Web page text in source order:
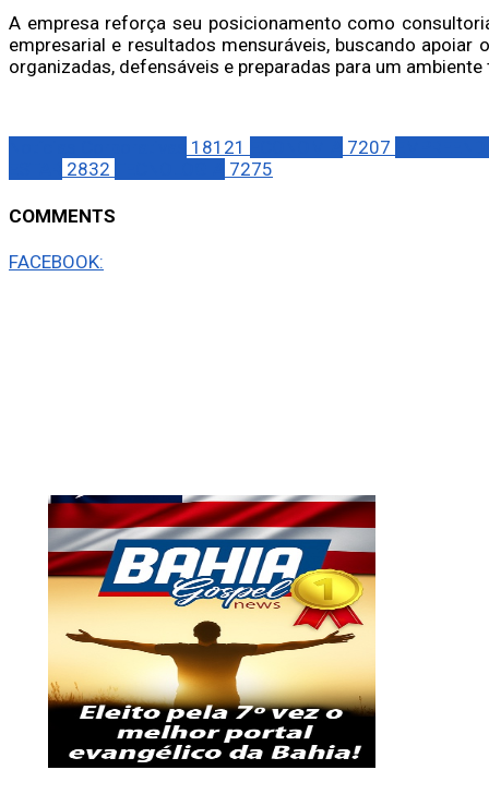
A empresa reforça seu posicionamento como
empresarial e resultados mensuráveis, buscando
organizadas, defensáveis e preparadas para um
18121 7207
2832 7275
COMMENTS
FACEBOOK: